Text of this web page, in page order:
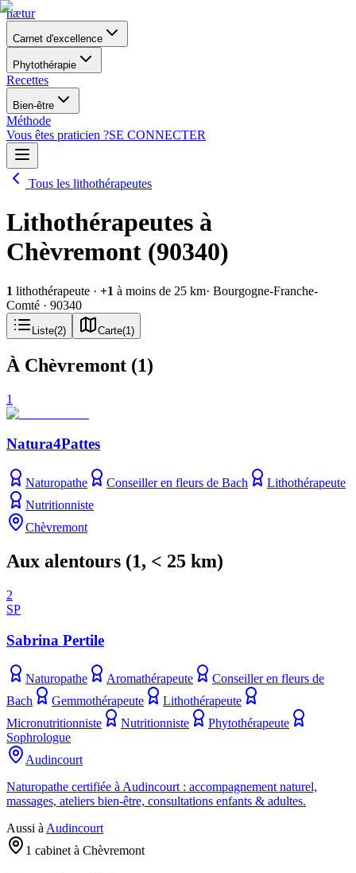
nætur
Carnet d'excellence
Phytothérapie
Recettes
Bien-être
Méthode
Vous êtes praticien ?SE CONNECTER
Tous les lithothérapeutes
Lithothérapeutes à
Chèvremont (90340)
1 lithothérapeute · +1 à moins de 25 km· Bourgogne-Franche-
Comté · 90340
Liste(2) Carte(1 )
À Chèvremont (1)
1
Natura4Pattes
Naturopathe Conseiller en fleurs de Bach
Lithothérapeute
Nutritionniste
Chèvremont
Aux alentours (1, < 25 km)
2
SP
Sabrina Pertile
Naturopathe Aromathérapeute
Conseiller en fleurs de
Bach
Gemmothérapeute
Lithothérapeute
Micronutritionniste
Nutritionniste
Phytothérapeute
Sophrologue
Audincourt
Naturopathe certifiée à Audincourt : accompagnement naturel,
massages, ateliers bien-être, consultations enfants & adultes.
Aussi à Audincourt
1 cabinet à Chèvremont